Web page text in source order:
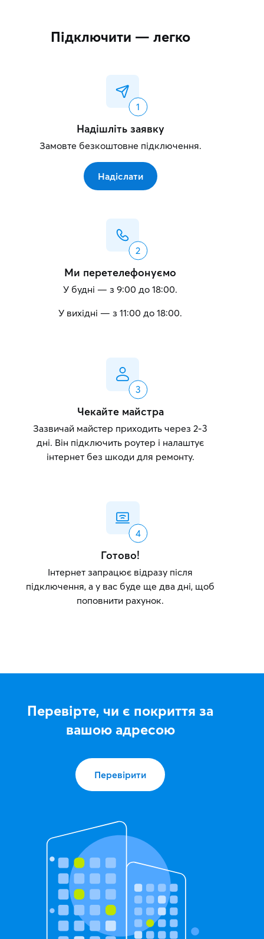
Підключити — легко
Надішліть заявку
Замовте безкоштовне підключення.
Надіслати
Ми перетелефонуємо
У будні — з 9:00 до 18:00.
У вихідні — з 11:00 до 18:00.
Чекайте майстра
Зазвичай майстер приходить через 2-3
дні. Він підключить роутер і налаштує
інтернет без шкоди для ремонту.
Готово!
Інтернет запрацює відразу після
підключення, а у вас буде ще два дні, щоб
поповнити рахунок.
Перевірте, чи є покриття за
вашою адресою
Перевірити